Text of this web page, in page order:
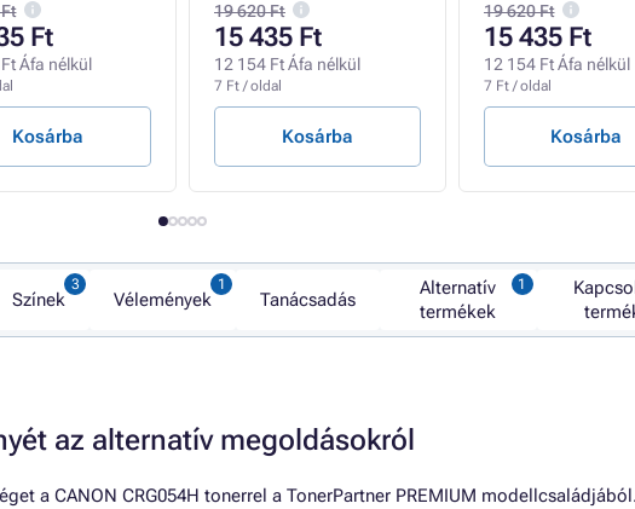
Ft
Áfa nélkül
Kosárba
19 620 Ft
15 435 Ft
12 154 Ft Áfa nélkül
7 Ft / oldal
Kosárba
19 620 Ft
15 435 Ft
12 154 Ft Áfa nélkül
7 Ft / oldal
Kosárba
Színek Vélemények Tanácsadás
Alternatív
termékek
az alternatív megoldásokról
a CANON CRG054H tonerrel a TonerPartner PREMIUM